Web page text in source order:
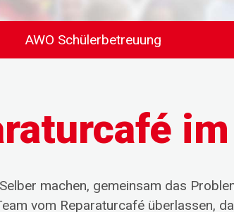
AWO Schülerbetreuung
machen, gemeinsam das
vom Reparaturcafé überlassen,